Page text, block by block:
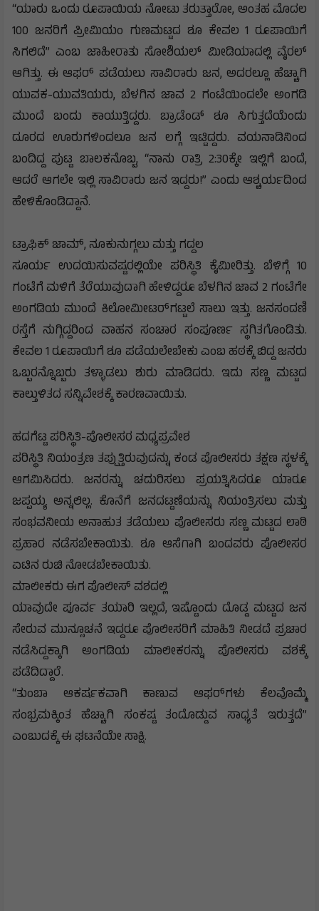
“ಯಾರು ಒಂದು ರೂಪಾಯಿಯ ನೋಟು ತರುತ್ತಾರೋ, ಅಂತಹ ಮೊದಲ
100 ಜನರಿಗೆ ಪ್ರೀಮಿಯಂ ಗುಣಮಟ್ಟದ ಶೂ ಕೇವಲ 1 ರೂಪಾಯಿಗೆ
ಸಿಗಲಿದೆ” ಎಂಬ ಜಾಹೀರಾತು ಸೋಶಿಯಲ್ ಮೀಡಿಯಾದಲ್ಲಿ ವೈರಲ್
ಆಗಿತ್ತು. ಈ ಆಫರ್‌ ಪಡೆಯಲು ಸಾವಿರಾರು ಜನ, ಅದರಲ್ಲೂ ಹೆಚ್ಚಾಗಿ
ಯುವಕ-ಯುವತಿಯರು, ಬೆಳಗಿನ ಜಾವ 2 ಗಂಟೆಯಿಂದಲೇ ಅಂಗಡಿ
ಮುಂದೆ ಬಂದು ಕಾಯುತ್ತಿದ್ದರು. ಬ್ರಾಡೆಂಡ್‌ ಶೂ ಸಿಗುತ್ತದೆಯೆಂದು
ದೂರದ ಊರುಗಳಿಂದಲೂ ಜನ ಲಗ್ಗೆ ಇಟ್ಟಿದ್ದರು. ವಯನಾಡಿನಿಂದ
ಬಂದಿದ್ದ ಪುಟ್ಟ ಬಾಲಕನೊಬ್ಬ, “ನಾನು ರಾತ್ರಿ 2:30ಕ್ಕೇ ಇಲ್ಲಿಗೆ ಬಂದೆ,
ಆದರೆ ಆಗಲೇ ಇಲ್ಲಿ ಸಾವಿರಾರು ಜನ ಇದ್ದರು!” ಎಂದು ಆಶ್ಚರ್ಯದಿಂದ
ಹೇಳಿಕೊಂಡಿದ್ದಾನೆ.
ಟ್ರಾಫಿಕ್ ಜಾಮ್, ನೂಕುನುಗ್ಗಲು ಮತ್ತು ಗದ್ದಲ
ಸೂರ್ಯ ಉದಯಿಸುವಷ್ಟರಲ್ಲಿಯೇ ಪರಿಸ್ಥಿತಿ ಕೈಮೀರಿತ್ತು. ಬೆಳಿಗ್ಗೆ 10
ಗಂಟೆಗೆ ಮಳಿಗೆ ತೆರೆಯುವುದಾಗಿ ಹೇಳಿದ್ದರೂ ಬೆಳಗಿನ ಜಾವ 2 ಗಂಟೆಗೇ
ಅಂಗಡಿಯ ಮುಂದೆ ಕಿಲೋಮೀಟರ್‌ಗಟ್ಟಲೆ ಸಾಲು ಇತ್ತು. ಜನಸಂದಣಿ
ರಸ್ತೆಗೆ ನುಗ್ಗಿದ್ದರಿಂದ ವಾಹನ ಸಂಚಾರ ಸಂಪೂರ್ಣ ಸ್ಥಗಿತಗೊಂಡಿತು.
ಕೇವಲ 1 ರೂಪಾಯಿಗೆ ಶೂ ಪಡೆಯಲೇಬೇಕು ಎಂಬ ಹಠಕ್ಕೆ ಬಿದ್ದ ಜನರು
ಒಬ್ಬರನ್ನೊಬ್ಬರು ತಳ್ಳಾಡಲು ಶುರು ಮಾಡಿದರು. ಇದು ಸಣ್ಣ ಮಟ್ಟದ
ಕಾಲ್ತುಳಿತದ ಸನ್ನಿವೇಶಕ್ಕೆ ಕಾರಣವಾಯಿತು.
ಹದಗೆಟ್ಟ ಪರಿಸ್ಥಿತಿ-ಪೊಲೀಸರ ಮಧ್ಯಪ್ರವೇಶ
ಪರಿಸ್ಥಿತಿ ನಿಯಂತ್ರಣ ತಪ್ಪುತ್ತಿರುವುದನ್ನು ಕಂಡ ಪೊಲೀಸರು ತಕ್ಷಣ ಸ್ಥಳಕ್ಕೆ
ಆಗಮಿಸಿದರು. ಜನರನ್ನು ಚದುರಿಸಲು ಪ್ರಯತ್ನಿಸಿದರೂ ಯಾರೂ
ಜಪ್ಪಯ್ಯ ಅನ್ನಲಿಲ್ಲ. ಕೊನೆಗೆ ಜನದಟ್ಟಣೆಯನ್ನು ನಿಯಂತ್ರಿಸಲು ಮತ್ತು
ಸಂಭವನೀಯ ಅನಾಹುತ ತಡೆಯಲು ಪೊಲೀಸರು ಸಣ್ಣ ಮಟ್ಟದ ಲಾಠಿ
ಪ್ರಹಾರ ನಡೆಸಬೇಕಾಯಿತು. ಶೂ ಆಸೆಗಾಗಿ ಬಂದವರು ಪೊಲೀಸರ
ಏಟಿನ ರುಚಿ ನೋಡಬೇಕಾಯಿತು.
ಮಾಲೀಕರು ಈಗ ಪೊಲೀಸ್ ವಶದಲ್ಲಿ
ಯಾವುದೇ ಪೂರ್ವ ತಯಾರಿ ಇಲ್ಲದೆ, ಇಷ್ಟೊಂದು ದೊಡ್ಡ ಮಟ್ಟದ ಜನ
ಸೇರುವ ಮುನ್ಸೂಚನೆ ಇದ್ದರೂ ಪೊಲೀಸರಿಗೆ ಮಾಹಿತಿ ನೀಡದೆ ಪ್ರಚಾರ
ನಡೆಸಿದ್ದಕ್ಕಾಗಿ ಅಂಗಡಿಯ ಮಾಲೀಕರನ್ನು ಪೊಲೀಸರು ವಶಕ್ಕೆ
ಪಡೆದಿದ್ದಾರೆ.
“ತುಂಬಾ ಆಕರ್ಷಕವಾಗಿ ಕಾಣುವ ಆಫರ್‌ಗಳು ಕೆಲವೊಮ್ಮೆ
ಸಂಭ್ರಮಕ್ಕಿಂತ ಹೆಚ್ಚಾಗಿ ಸಂಕಷ್ಟ ತಂದೊಡ್ಡುವ ಸಾಧ್ಯತೆ ಇರುತ್ತದೆ”
ಎಂಬುದಕ್ಕೆ ಈ ಘಟನೆಯೇ ಸಾಕ್ಷಿ.